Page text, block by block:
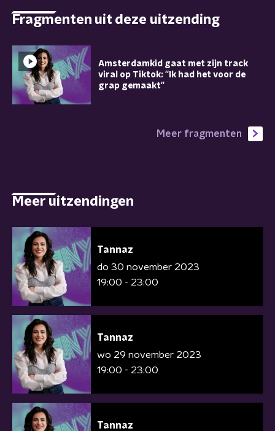
Fragmenten uit deze uitzending
Amsterdamkid gaat met zijn track
viral op Tiktok: ''Ik had het voor de
grap gemaakt''
Meer fragmenten
Meer uitzendingen
Tannaz
do 30 november 2023
19:00 - 23:00
Tannaz
wo 29 november 2023
19:00 - 23:00
Tannaz